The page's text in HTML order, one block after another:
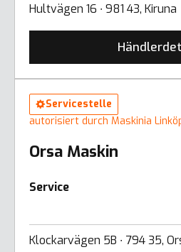
Hultvägen 16 ∙ 981 43, Kiruna
Servicestelle
autorisiert durch Maskinia
Orsa Maskin
Service
Klockarvägen 5B ∙ 794 35,